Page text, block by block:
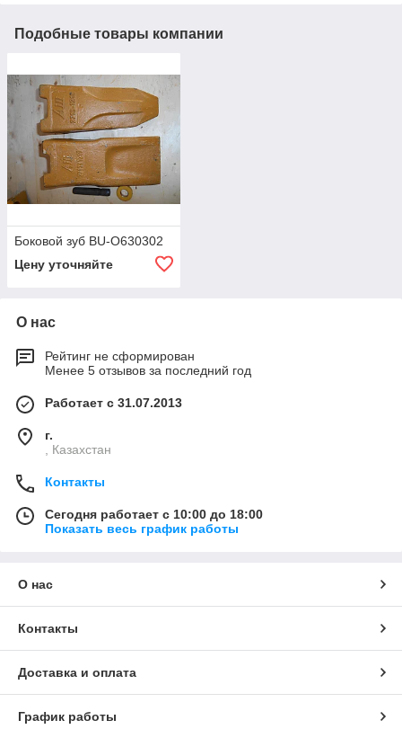
Подобные товары компании
Боковой зуб BU-O630302
Цену уточняйте
О нас
Рейтинг не сформирован
Менее 5 отзывов за последний год
Работает с 31.07.2013
г.
, Казахстан
Контакты
Сегодня работает с 10:00 до 18:00
Показать весь график работы
О нас
Контакты
Доставка и оплата
График работы